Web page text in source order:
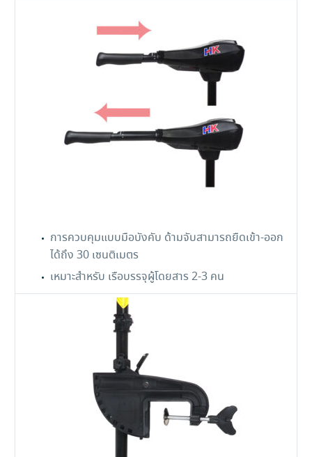
การควบคุมแบบมือบังคับ ด้ามจับสามารถยืดเข้า-ออก
ได้ถึง 30 เซนติเมตร
เหมาะสำหรับ เรือบรรจุผู้โดยสาร 2-3 คน